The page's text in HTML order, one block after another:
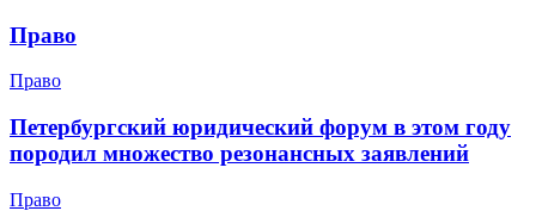
Право
Право
Петербургский юридический форум в этом году
породил множество резонансных заявлений
Право